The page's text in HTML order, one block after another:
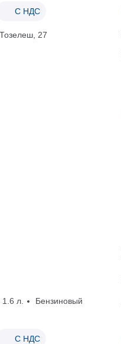
С НДС
27
1.6 л.
Бензиновый
С НДС